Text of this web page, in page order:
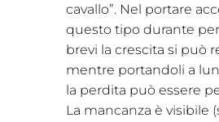
cavallo”. Nel portare
questo tipo durante
brevi la crescita si può
mentre portandoli a
la perdita può essere
La mancanza è visibile